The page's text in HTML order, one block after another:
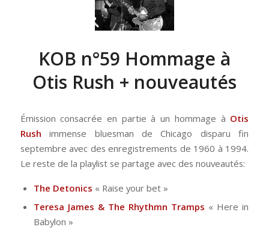
KOB n°59 Hommage à
Otis Rush + nouveautés
Émission consacrée en partie à un hommage à Otis
Rush immense bluesman de Chicago disparu fin
septembre avec des enregistrements de 1960 à 1994.
Le reste de la playlist se partage avec des nouveautés:
The Detonics « Raise your bet »
Teresa James & The Rhythmn Tramps « Here in
Babylon »